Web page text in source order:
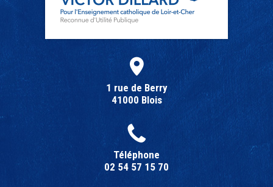
1 rue de Berry
41000 Blois
Téléphone
02 54 57 15 70